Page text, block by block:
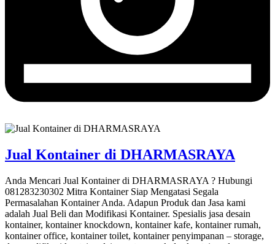
Jual Kontainer di DHARMASRAYA
Anda Mencari Jual Kontainer di DHARMASRAYA ? Hubungi
081283230302 Mitra Kontainer Siap Mengatasi Segala
Permasalahan Kontainer Anda. Adapun Produk dan Jasa kami
adalah Jual Beli dan Modifikasi Kontainer. Spesialis jasa desain
kontainer, kontainer knockdown, kontainer kafe, kontainer rumah,
kontainer office, kontainer toilet, kontainer penyimpanan – storage,